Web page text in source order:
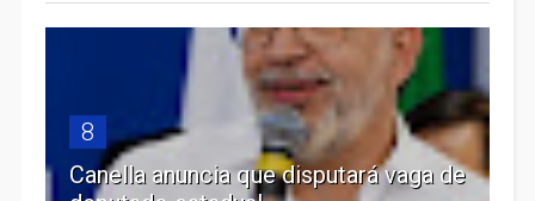
8
Canella anuncia que disputará vaga de